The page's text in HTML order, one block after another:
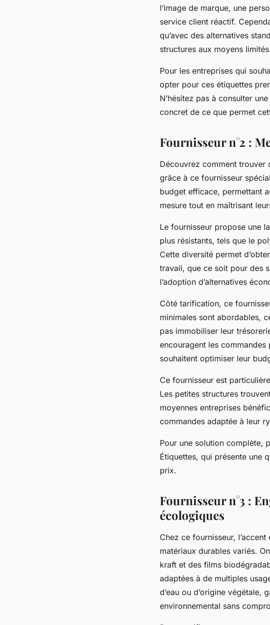
l’image de marque, une
service client réactif.
qu’avec des alternatives
structures aux moyens
Pour les entreprises qui
opter pour ces étiquettes
N’hésitez pas à consulter
concret de ce que permet
Fournisseur n°2 :
Découvrez comment trouver
grâce à ce fournisseur
budget efficace, permettant
mesure tout en maîtrisant
Le fournisseur propose une
plus résistants, tels que le
Cette diversité permet
travail, que ce soit pour des
l’adoption d’alternatives
Côté tarification, ce
minimales sont abordables,
pas immobiliser leur
encouragent les
souhaitent optimiser leur
Ce fournisseur est
Les petites structures
moyennes entreprises
commandes adaptée à leur
Pour une solution complète,
Étiquettes, qui présente une
prix.
Fournisseur n°3 :
écologiques
Chez ce fournisseur,
matériaux durables variés.
kraft et des films
adaptées à de multiples
d’eau ou d’origine végétale,
environnemental sans